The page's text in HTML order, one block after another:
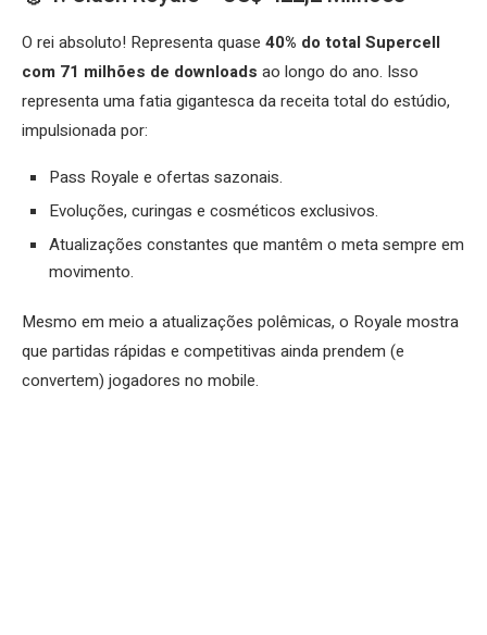
O rei absoluto! Representa quase 40% do total Supercell
com 71 milhões de downloads ao longo do ano. Isso
representa uma fatia gigantesca da receita total do estúdio,
impulsionada por:
Pass Royale e ofertas sazonais.
Evoluções, curingas e cosméticos exclusivos.
Atualizações constantes que mantêm o meta sempre em
movimento.
Mesmo em meio a atualizações polêmicas, o Royale mostra
que partidas rápidas e competitivas ainda prendem (e
convertem) jogadores no mobile.